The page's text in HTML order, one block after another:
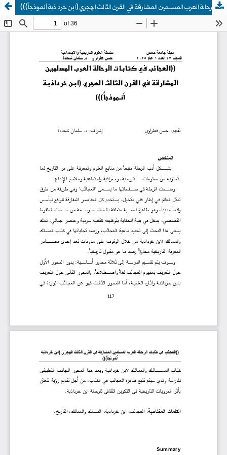
((العجائب في كتابات الرحالة العرب المسلمين المشارقة في القرن الثالث الهجري (ابن خرداذبة أنموذجاً)))